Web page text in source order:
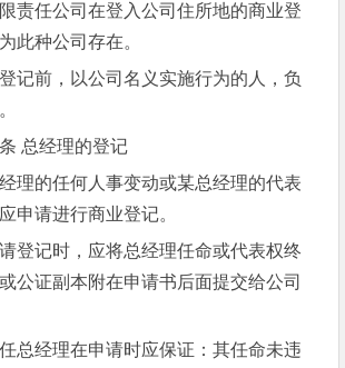
责任公司在登入公司住所地的商业登
此种公司存在。
记前，以公司名义实施行为的人，负
总经理的登记
理的任何人事变动或某总经理的代表
申请进行商业登记。
登记时，应将总经理任命或代表权终
公证副本附在申请书后面提交给公司
总经理在申请时应保证：其任命未违